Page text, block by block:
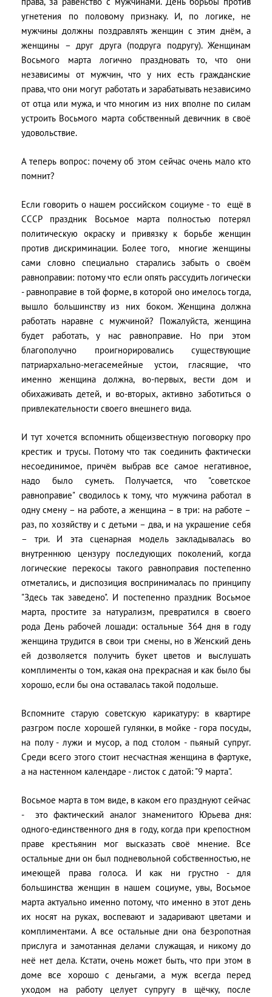
угнетения по половому признаку. И, по логике, не
мужчины должны поздравлять женщин с этим днём, а
женщины – друг друга (подруга подругу). Женщинам
Восьмого марта логично праздновать то, что они
независимы от мужчин, что у них есть гражданские
права, что они могут работать и зарабатывать независимо
от отца или мужа, и что многим из них вполне по силам
устроить Восьмого марта собственный девичник в своё
удовольствие.
А теперь вопрос: почему об этом сейчас очень мало кто
помнит?
Если говорить о нашем российском социуме - то ещё в
СССР праздник Восьмое марта полностью потерял
политическую окраску и привязку к борьбе женщин
против дискриминации. Более того, многие женщины
сами словно специально старались забыть о своём
равноправии: потому что если опять рассудить логически
- равноправие в той форме, в которой оно имелось тогда,
вышло большинству из них боком. Женщина должна
работать наравне с мужчиной? Пожалуйста, женщина
будет работать, у нас равноправие. Но при этом
благополучно проигнорировались существующие
патриархально-мегасемейные устои, гласящие, что
именно женщина должна, во-первых, вести дом и
обихаживать детей, и во-вторых, активно заботиться о
привлекательности своего внешнего вида.
И тут хочется вспомнить общеизвестную поговорку про
крестик и трусы. Потому что так соединить фактически
несоединимое, причём выбрав все самое негативное,
надо было суметь. Получается, что "советское
равноправие" сводилось к тому, что мужчина работал в
одну смену – на работе, а женщина – в три: на работе –
раз, по хозяйству и с детьми – два, и на украшение себя
– три. И эта сценарная модель закладывалась во
внутреннюю цензуру последующих поколений, когда
логические перекосы такого равноправия постепенно
отметались, и диспозиция воспринималась по принципу
"Здесь так заведено". И постепенно праздник Восьмое
марта, простите за натурализм, превратился в своего
рода День рабочей лошади: остальные 364 дня в году
женщина трудится в свои три смены, но в Женский день
ей дозволяется получить букет цветов и выслушать
комплименты о том, какая она прекрасная и как было бы
хорошо, если бы она оставалась такой подольше.
Вспомните старую советскую карикатуру: в квартире
разгром после хорошей гулянки, в мойке - гора посуды,
на полу - лужи и мусор, а под столом - пьяный супруг.
Среди всего этого стоит несчастная женщина в фартуке,
а на настенном календаре - листок с датой: "9 марта".
Восьмое марта в том виде, в каком его празднуют сейчас
- это фактический аналог знаменитого Юрьева дня:
одного-единственного дня в году, когда при крепостном
праве крестьянин мог высказать своё мнение. Все
остальные дни он был подневольной собственностью, не
имеющей права голоса. И как ни грустно - для
большинства женщин в нашем социуме, увы, Восьмое
марта актуально именно потому, что именно в этот день
их носят на руках, воспевают и задаривают цветами и
комплиментами. А все остальные дни она безропотная
прислуга и замотанная делами служащая, и никому до
неё нет дела. Кстати, очень может быть, что при этом в
доме все хорошо с деньгами, а муж всегда перед
уходом на работу целует супругу в щёчку, после